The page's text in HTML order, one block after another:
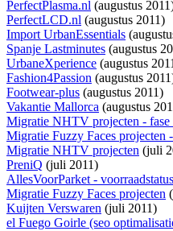
PerfectPlasma.nl (augustus
PerfectLCD.nl (augustus 2011)
Import UrbanEssentials
Spanje Lastminutes (augustus
UrbaneXperience (augustus
Fashion4Passion (augustus
Footwear-plus (augustus 2011)
Vakantie Mallorca (augustus
Migratie NHTV projecten - fase
Migratie Fuzzy Faces projecten
Migratie NHTV projecten (juli
PreniQ (juli 2011)
AllesVoorParket - voorraadstatus
Migratie Fuzzy Faces projecten
Kuijten Verswaren (juli 2011)
el Fuego Goirle (seo